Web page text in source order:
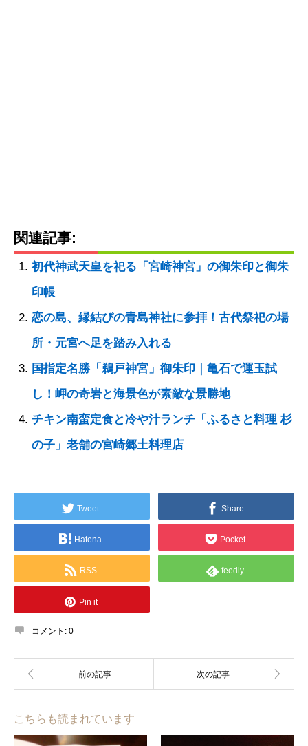
関連記事:
初代神武天皇を祀る「宮崎神宮」の御朱印と御朱
印帳
恋の島、縁結びの青島神社に参拝！古代祭祀の場
所・元宮へ足を踏み入れる
国指定名勝「鵜戸神宮」御朱印｜亀石で運玉試
し！岬の奇岩と海景色が素敵な景勝地
チキン南蛮定食と冷や汁ランチ「ふるさと料理 杉
の子」老舗の宮崎郷土料理店
Tweet Share
Hatena Pocket
RSS feedly
Pin it
コメント: 0
こちらも読まれています